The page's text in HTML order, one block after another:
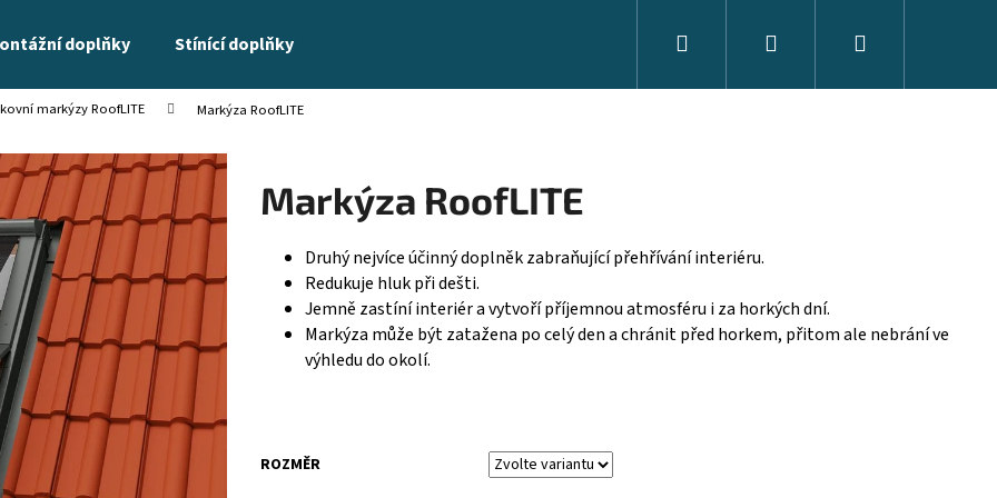
doplňky Stínící doplňky Přihlášení
markýzy RoofLITE Markýza RoofLITE
Markýza RoofLITE
Druhý nejvíce účinný doplněk zabraňující přehřívání interiéru.
Redukuje hluk při dešti.
Jemně zastíní interiér a vytvoří příjemnou atmosféru i za horkých dní.
Markýza může být zatažena po celý den a chránit před horkem, přitom ale nebrání ve
výhledu do okolí.
ROZMĚR
Co potřebujete najít?
HLEDAT
Doporučujeme